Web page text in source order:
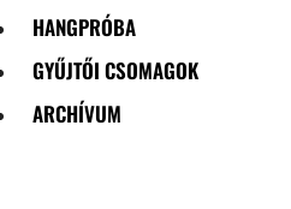
HANGPRÓBA
GYŰJTŐI CSOMAGOK
ARCHÍVUM